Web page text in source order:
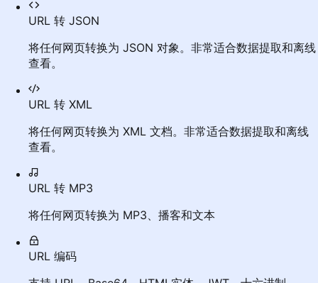
URL 转 JSON
将任何网页转换为 JSON 对象。非常适合数据提取和离线
查看。
URL 转 XML
将任何网页转换为 XML 文档。非常适合数据提取和离线
查看。
URL 转 MP3
将任何网页转换为 MP3、播客和文本
URL 编码